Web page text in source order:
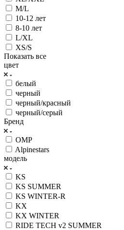
M/L
10-12 лет
8-10 лет
L/XL
XS/S
Показать все
цвет
белый
черный
черный/красный
черный/серый
Бренд
OMP
Alpinestars
модель
KS
KS SUMMER
KS WINTER-R
KX
KX WINTER
RIDE TECH v2 SUMMER